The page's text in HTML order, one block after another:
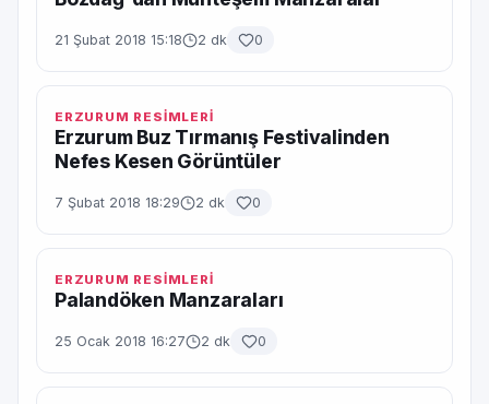
21 Şubat 2018 15:18 2 dk 0
ERZURUM RESİMLERİ
Erzurum Buz Tırmanış Festivalinden
Nefes Kesen Görüntüler
7 Şubat 2018 18:29 2 dk 0
ERZURUM RESİMLERİ
Palandöken Manzaraları
25 Ocak 2018 16:27 2 dk 0